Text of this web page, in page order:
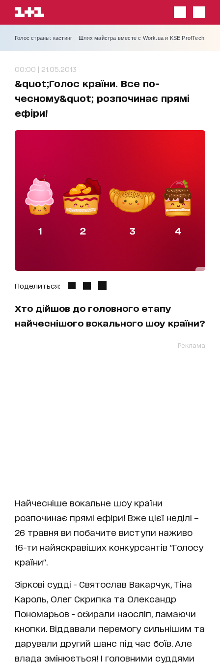
Голос страны: кастинг Шлях майстра вместе с Work.ua и KSE ProfTech
00:00 | 21.05.2013
&quot;Голос країни. Все по-
чесному&quot; розпочинає прямі
ефіри!
Поделиться:
Хто дійшов до головного етапу
найчеснішого вокального шоу країни?
Реклама
Найчесніше вокальне шоу країни
розпочинає прямі ефіри! Вже цієї неділі –
26 травня ви побачите виступи наживо
16-ти найяскравіших конкурсантів "Голосу
країни".
Зіркові судді - Cвятослав Вакарчук, Тіна
Кароль, Олег Скрипка та Олександр
Пономарьов - обирали наосліп, ламаючи
кнопки. Віддавали перемогу сильнішим та
дарували другий шанс під час боїв. Але
влада змінюється! І головними суддями